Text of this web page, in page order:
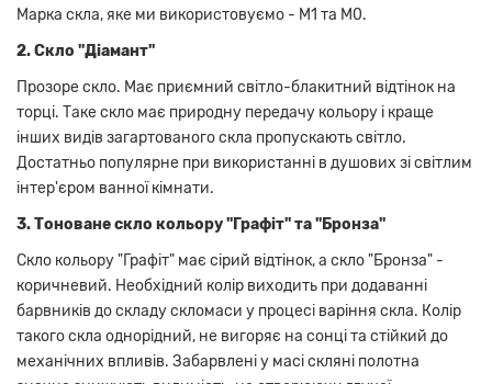
Марка скла, яке ми використовуємо - М1 та М0.
2. Скло "Діамант"
Прозоре скло. Має приємний світло-блакитний відтінок на
торці. Таке скло має природну передачу кольору і краще
інших видів загартованого скла пропускають світло.
Достатньо популярне при використанні в душових зі світлим
інтер'єром ванної кімнати.
3. Тоноване скло кольору "Графіт" та "Бронза"
Скло кольору "Графіт" має сірий відтінок, а скло "Бронза" -
коричневий. Необхідний колір виходить при додаванні
барвників до складу скломаси у процесі варіння скла. Колір
такого скла однорідний, не вигоряє на сонці та стійкий до
механічних впливів. Забарвлені у масі скляні полотна